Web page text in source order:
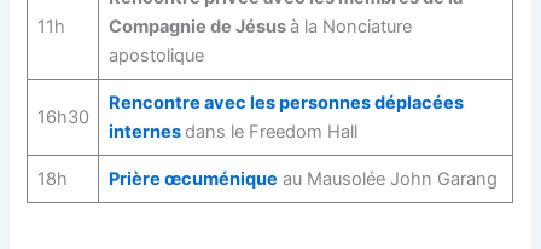
11h
Compagnie de Jésusà la Nonciature
apostolique
16h30
Rencontre avec les personnes déplacées
internesdans le Freedom Hall
18h Prière œcuménique au Mausolée John Garang